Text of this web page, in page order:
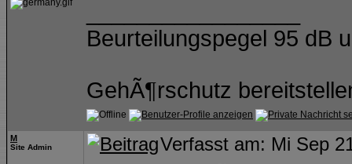
Beurteilungspegel 95 dB
GehÃ¶rschutz
M
Site Admin Verfasst am: Mi Sep